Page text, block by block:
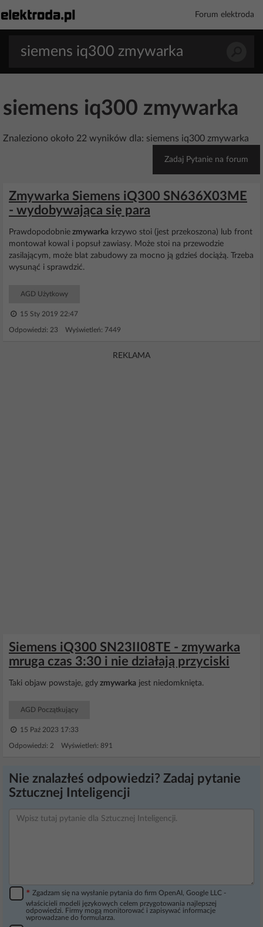
Forum elektroda
siemens iq300 zmywarka
Znaleziono około 22 wyników dla: siemens iq300 zmywarka
Zadaj Pytanie na forum
Zmywarka Siemens iQ300 SN636X03ME
- wydobywająca się para
Prawdopodobnie zmywarka krzywo stoi (jest przekoszona) lub front
montował kowal i popsuł zawiasy. Może stoi na przewodzie
zasilającym, może blat zabudowy za mocno ją gdzieś dociążą. Trzeba
wysunąć i sprawdzić.
AGD Użytkowy
15 Sty 2019 22:47
Odpowiedzi: 23 Wyświetleń: 7449
REKLAMA
Siemens iQ300 SN23II08TE - zmywarka
mruga czas 3:30 i nie działają przyciski
Taki objaw powstaje, gdy zmywarka jest niedomknięta.
AGD Początkujący
15 Paź 2023 17:33
Odpowiedzi: 2 Wyświetleń: 891
Nie znalazłeś odpowiedzi? Zadaj pytanie
Sztucznej Inteligencji
* Zgadzam się na wysłanie pytania do firm OpenAI, Google LLC -
właścicieli modeli językowych celem przygotowania najlepszej
odpowiedzi. Firmy mogą monitorować i zapisywać informacje
wprowadzane do formularza.